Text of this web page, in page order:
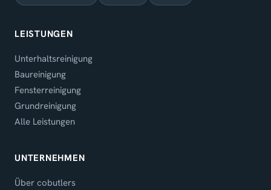
LEISTUNGEN
Unterhaltsreinigung
Baureinigung
Fensterreinigung
Grundreinigung
Alle Leistungen
UNTERNEHMEN
Über cobutlers